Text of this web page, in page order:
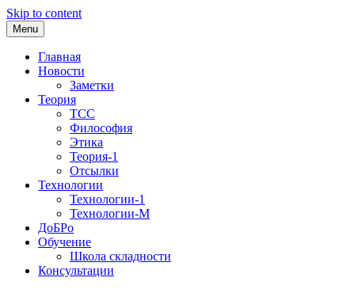
Skip to content
Menu
Главная
Новости
Заметки
Теория
ТСС
Философия
Этика
Теория-1
Отсылки
Технологии
Технологии-1
Технологии-М
ДоБРо
Обучение
Школа складности
Консультации